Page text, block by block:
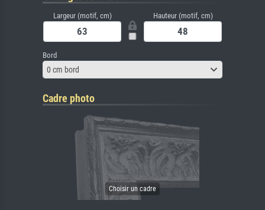
Largeur (motif, cm) Hauteur (motif, cm)
Bord
0 cm bord
Cadre photo